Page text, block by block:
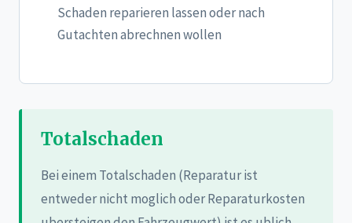
Schaden reparieren lassen oder nach
Gutachten abrechnen wollen
Totalschaden
Bei einem Totalschaden (Reparatur ist
entweder nicht moglich oder Reparaturkosten